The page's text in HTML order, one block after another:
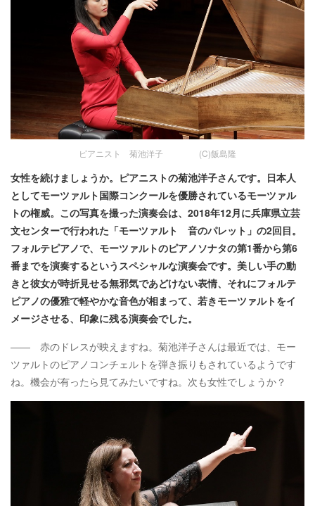
ピアニスト 菊池洋子 (C)飯島隆
女性を続けましょうか。ピアニストの菊池洋子さんです。日本人
としてモーツァルト国際コンクールを優勝されているモーツァル
トの権威。この写真を撮った演奏会は、2018年12月に兵庫県立芸
文センターで行われた「モーツァルト 音のパレット」の2回目。
フォルテピアノで、モーツァルトのピアノソナタの第1番から第6
番までを演奏するというスペシャルな演奏会です。美しい手の動
きと彼女が時折見せる無邪気であどけない表情、それにフォルテ
ピアノの優雅で軽やかな音色が相まって、若きモーツァルトをイ
メージさせる、印象に残る演奏会でした。
―― 赤のドレスが映えますね。菊池洋子さんは最近では、モー
ツァルトのピアノコンチェルトを弾き振りもされているようです
ね。機会が有ったら見てみたいですね。次も女性でしょうか？